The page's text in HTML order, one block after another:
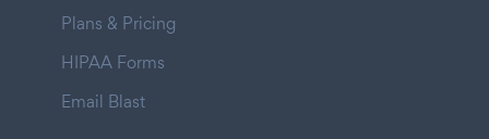
Plans & Pricing
HIPAA Forms
Email Blast